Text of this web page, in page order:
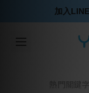
熱門關鍵字
加入